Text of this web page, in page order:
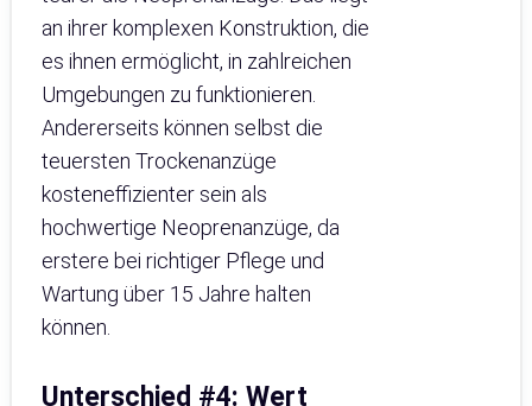
an ihrer komplexen Konstruktion, die
es ihnen ermöglicht, in zahlreichen
Umgebungen zu funktionieren.
Andererseits können selbst die
teuersten Trockenanzüge
kosteneffizienter sein als
hochwertige Neoprenanzüge, da
erstere bei richtiger Pflege und
Wartung über 15 Jahre halten
können.
Unterschied #4: Wert